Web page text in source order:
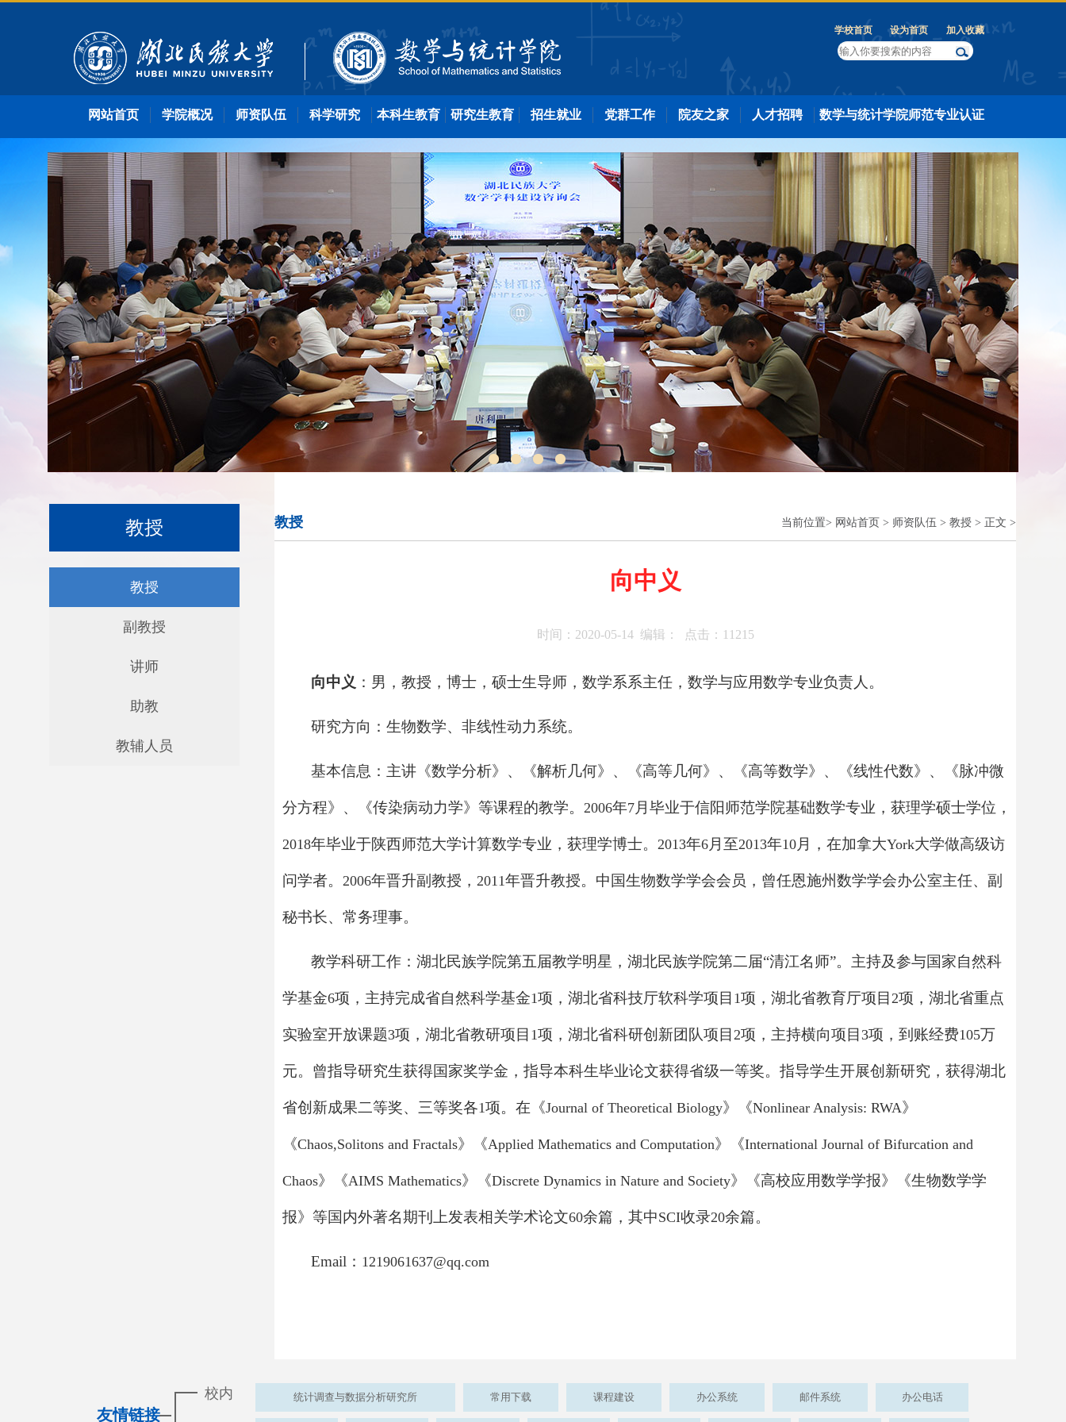
学校首页 设为首页 加入收藏
网站首页 学院概况 师资队伍 科学研究 本科生教育 研究生教育 招生就业 党群工作 院友之家 人才招聘 数学与统计学院师范专业认证
教授
教授
副教授
讲师
助教
教辅人员
教授 当前位置> 网站首页 > 师资队伍 > 教授 > 正文 >
向中义
时间：2020-05-14 编辑： 点击： 11215
向中义 ：男，教授，博士，硕士生导师，数学系系主任，数学与应用数学专业负责人。
研究方向：生物数学、非线性动力系统。
基本信息：主讲《数学分析》、《解析几何》、《高等几何》、《高等数学》、《线性代数》、《脉冲微
分方程》、《传染病动力学》等课程的教学。 2006年7 月毕业于信阳师范学院基础数学专业，获理学硕士学位，
2018年毕业于陕西师范大学计算数学专业，获理学博士。 2013年6 月至2013年10 月，在加拿大York大学做高级访
问学者。 2006年晋升副教授， 2011年晋升教授。中国生物数学学会会员，曾任恩施州数学学会办公室主任、副
秘书长、常务理事。
教学科研工作：湖北民族学院第五届教学明星，湖北民族学院第二届“清江名师”。主持及参与国家自然科
学基金6项，主持完成省自然科学基金1项，湖北省科技厅软科学项目 1项，湖北省教育厅项目 2项，湖北省重点
实验室开放课题3项，湖北省教研项目 1项，湖北省科研创新团队项目 2项，主持横向项目 3项，到账经费105万
元。曾指导研究生获得国家奖学金，指导本科生毕业论文获得省级一等奖。指导学生开展创新研究，获得湖北
省创新成果二等奖、三等奖各1项。在《Journal of Theoretical Biology》《Nonlinear Analysis: RWA》
《Chaos,Solitons and Fractals》《Applied Mathematics and Computation》《International Journal of Bifurcation and
Chaos》《AIMS Mathematics》《Discrete Dynamics in Nature and Society》《高校应用数学学报》《生物数学学
报》等国内外著名期刊上发表相关学术论文60余篇，其中SCI收录20余篇。
Email ： 1219061637@qq.com
友情链接
校内 统计调查与数据分析研究所 常用下载 课程建设 办公系统 邮件系统 办公电话